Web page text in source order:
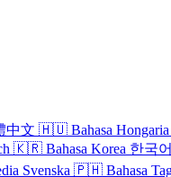
中文 🇭🇺 Bahasa Hongaria
🇰🇷 Bahasa Korea 한국어
Svenska 🇵🇭 Bahasa